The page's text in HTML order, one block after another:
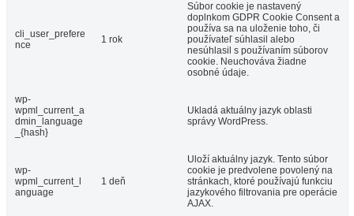
cli_user_prefere
nce
1 rok
Súbor cookie je nastavený
doplnkom GDPR Cookie Consent a
používa sa na uloženie toho, či
používateľ súhlasil alebo
nesúhlasil s používaním súborov
cookie. Neuchováva žiadne
osobné údaje.
wp-
wpml_current_a
dmin_language
_{hash}
Ukladá aktuálny jazyk oblasti
správy WordPress.
wp-
wpml_current_l
anguage
1 deň
Uloží aktuálny jazyk. Tento súbor
cookie je predvolene povolený na
stránkach, ktoré používajú funkciu
jazykového filtrovania pre operácie
AJAX.